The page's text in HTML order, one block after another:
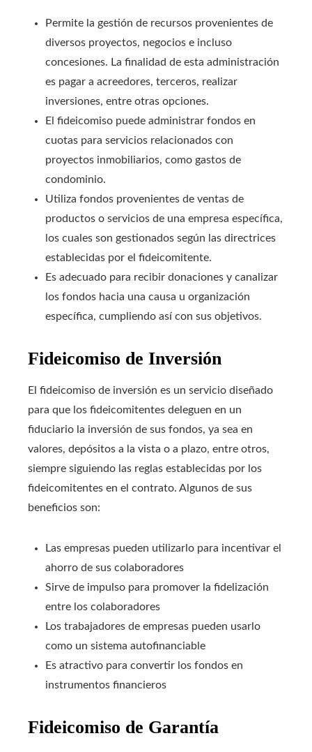
Permite la gestión de recursos provenientes de
diversos proyectos, negocios e incluso
concesiones. La finalidad de esta administración
es pagar a acreedores, terceros, realizar
inversiones, entre otras opciones.
El fideicomiso puede administrar fondos en
cuotas para servicios relacionados con
proyectos inmobiliarios, como gastos de
condominio.
Utiliza fondos provenientes de ventas de
productos o servicios de una empresa específica,
los cuales son gestionados según las directrices
establecidas por el fideicomitente.
Es adecuado para recibir donaciones y canalizar
los fondos hacia una causa u organización
específica, cumpliendo así con sus objetivos.
Fideicomiso de Inversión
El fideicomiso de inversión es un servicio diseñado
para que los fideicomitentes deleguen en un
fiduciario la inversión de sus fondos, ya sea en
valores, depósitos a la vista o a plazo, entre otros,
siempre siguiendo las reglas establecidas por los
fideicomitentes en el contrato. Algunos de sus
beneficios son:
Las empresas pueden utilizarlo para incentivar el
ahorro de sus colaboradores
Sirve de impulso para promover la fidelización
entre los colaboradores
Los trabajadores de empresas pueden usarlo
como un sistema autofinanciable
Es atractivo para convertir los fondos en
instrumentos financieros
Fideicomiso de Garantía